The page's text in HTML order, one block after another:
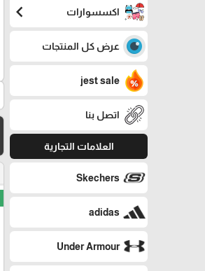
اكسسوارات chevron_left
عرض كل المنتجات
jest sale
اتصل بنا
العلامات التجارية
Skechers
adidas
Under Armour